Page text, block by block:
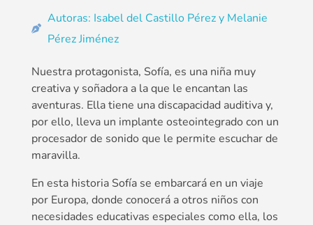
Autoras: Isabel del Castillo Pérez y Melanie
Pérez Jiménez
Nuestra protagonista, Sofía, es una niña muy
creativa y soñadora a la que le encantan las
aventuras. Ella tiene una discapacidad auditiva y,
por ello, lleva un implante osteointegrado con un
procesador de sonido que le permite escuchar de
maravilla.
En esta historia Sofía se embarcará en un viaje
por Europa, donde conocerá a otros niños con
necesidades educativas especiales como ella, los